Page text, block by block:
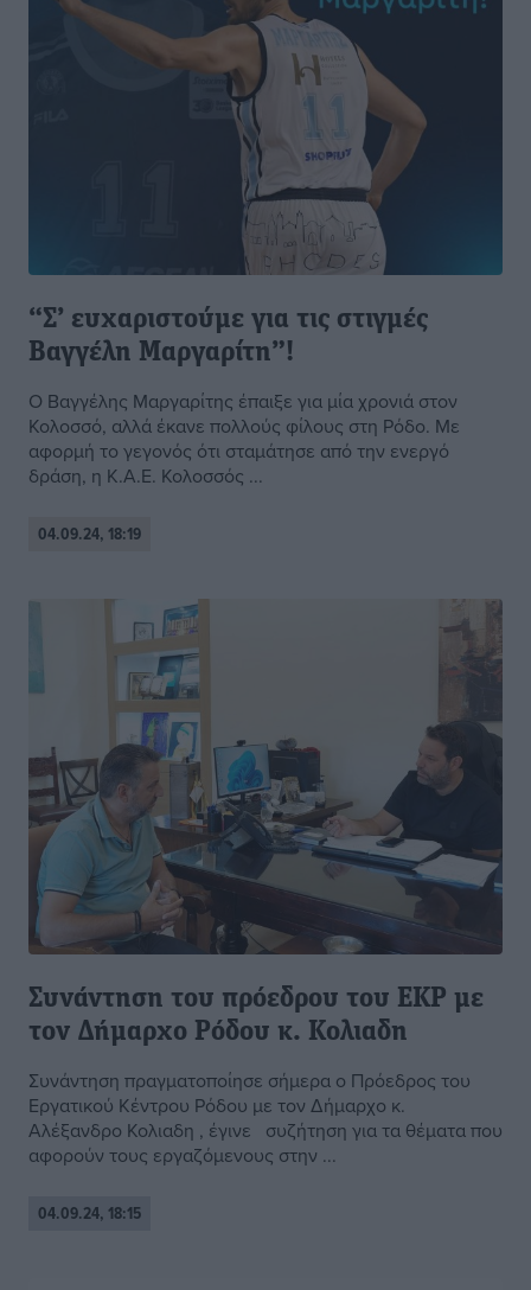
“Σ’ ευχαριστούμε για τις στιγμές
Βαγγέλη Μαργαρίτη”!
Ο Βαγγέλης Μαργαρίτης έπαιξε για μία χρονιά στον
Κολοσσό, αλλά έκανε πολλούς φίλους στη Ρόδο. Με
αφορμή το γεγονός ότι σταμάτησε από την ενεργό
δράση, η Κ.Α.Ε. Κολοσσός ...
04.09.24, 18:19
Συνάντηση του πρόεδρου του ΕΚΡ με
τον Δήμαρχο Ρόδου κ. Κολιαδη
Συνάντηση πραγματοποίησε σήμερα ο Πρόεδρος του
Εργατικού Κέντρου Ρόδου με τον Δήμαρχο κ.
Αλέξανδρο Κολιαδη , έγινε συζήτηση για τα θέματα που
αφορούν τους εργαζόμενους στην ...
04.09.24, 18:15